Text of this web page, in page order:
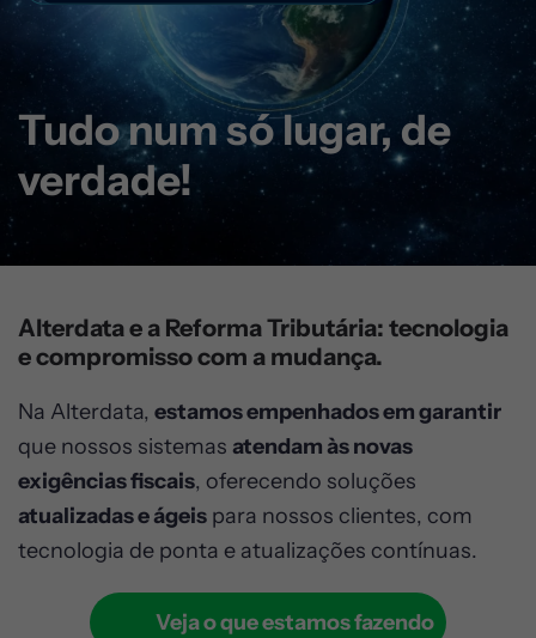
Tudo num só lugar, de
verdade!
Alterdata e a Reforma Tributária: tecnologia
e compromisso com a mudança.
Na Alterdata, estamos empenhados em garantir
que nossos sistemas atendam às novas
exigências fiscais, oferecendo soluções
atualizadas e ágeis para nossos clientes, com
tecnologia de ponta e atualizações contínuas.
Veja o que estamos fazendo